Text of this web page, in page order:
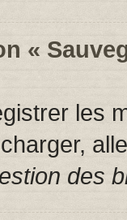
«
les
des